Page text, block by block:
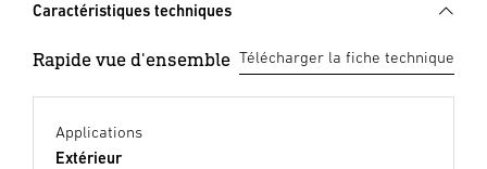
Caractéristiques techniques
Rapide vue d'ensemble Télécharger la fiche technique
Applications
Extérieur